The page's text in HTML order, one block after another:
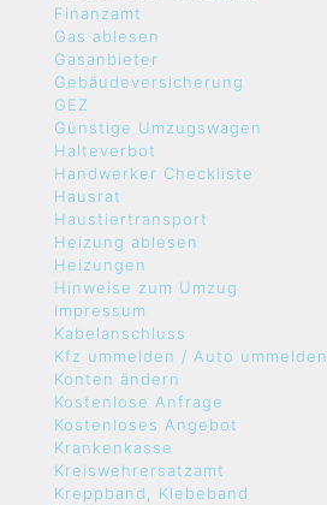
Finanzamt
Gas ablesen
Gasanbieter
Gebäudeversicherung
GEZ
Günstige Umzugswagen
Halteverbot
Handwerker Checkliste
Hausrat
Haustiertransport
Heizung ablesen
Heizungen
Hinweise zum Umzug
Impressum
Kabelanschluss
Kfz ummelden / Auto ummelden
Konten ändern
Kostenlose Anfrage
Kostenloses Angebot
Krankenkasse
Kreiswehrersatzamt
Kreppband, Klebeband